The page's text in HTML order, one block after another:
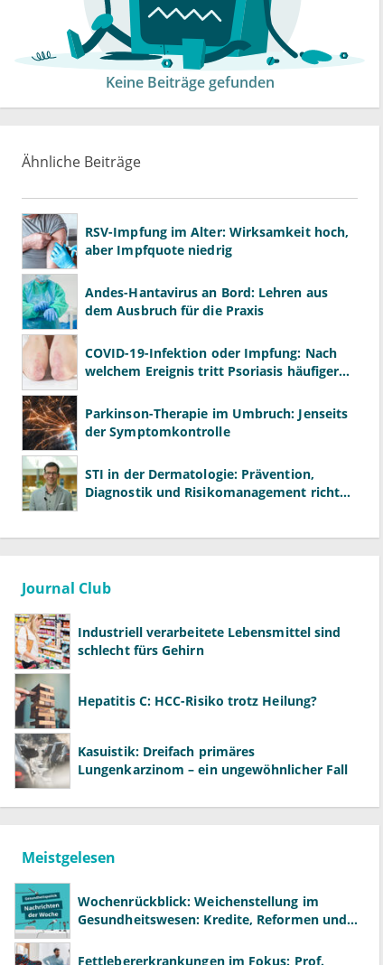
Keine Beiträge gefunden
Ähnliche Beiträge
RSV-Impfung im Alter: Wirksamkeit hoch,
aber Impfquote niedrig
Andes-Hantavirus an Bord: Lehren aus
dem Ausbruch für die Praxis
COVID-19-Infektion oder Impfung: Nach
welchem Ereignis tritt Psoriasis häufiger
Parkinson-Therapie im Umbruch: Jenseits
der Symptomkontrolle
STI in der Dermatologie: Prävention,
Diagnostik und Risikomanagement richtig
Journal Club
Industriell verarbeitete Lebensmittel sind
schlecht fürs Gehirn
Hepatitis C: HCC-Risiko trotz Heilung?
Kasuistik: Dreifach primäres
Lungenkarzinom – ein ungewöhnlicher Fall
Meistgelesen
Wochenrückblick: Weichenstellung im
Gesundheitswesen: Kredite, Reformen und
Fettlebererkrankungen im Fokus: Prof.